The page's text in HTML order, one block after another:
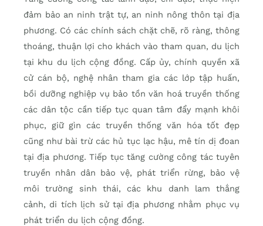
đảm bảo an ninh trật tự, an ninh nông thôn tại địa
phương. Có các chính sách chặt chẽ, rõ ràng, thông
thoáng, thuận lợi cho khách vào tham quan, du lịch
tại khu du lịch cộng đồng. Cấp ủy, chính quyền xã
cử cán bộ, nghệ nhân tham gia các lớp tập huấn,
bồi dưỡng nghiệp vụ bảo tồn văn hoá truyền thống
các dân tộc cần tiếp tục quan tâm đẩy mạnh khôi
phục, giữ gìn các truyền thống văn hóa tốt đẹp
cũng như bài trừ các hủ tục lạc hậu, mê tín dị đoan
tại địa phương. Tiếp tục tăng cường công tác tuyên
truyền nhân dân bảo vệ, phát triển rừng, bảo vệ
môi trường sinh thái, các khu danh lam thắng
cảnh, di tích lịch sử tại địa phương nhằm phục vụ
phát triển du lịch cộng đồng.